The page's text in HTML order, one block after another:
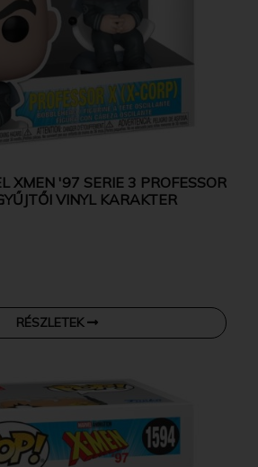
XMEN '97 SERIE 3 PROFESSOR
VINYL KARAKTER
RÉSZLETEK